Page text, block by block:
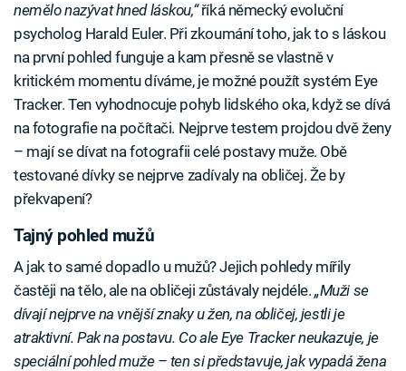
nemělo nazývat hned láskou,“říká německý evoluční
psycholog Harald Euler. Při zkoumání toho, jak to s láskou
na první pohled funguje a kam přesně se vlastně v
kritickém momentu díváme, je možné použít systém Eye
Tracker. Ten vyhodnocuje pohyb lidského oka, když se dívá
na fotografie na počítači. Nejprve testem projdou dvě ženy
– mají se dívat na fotografii celé postavy muže. Obě
testované dívky se nejprve zadívaly na obličej. Že by
překvapení?
Tajný pohled mužů
A jak to samé dopadlo u mužů? Jejich pohledy mířily
častěji na tělo, ale na obličeji zůstávaly nejdéle.„Muži se
dívají nejprve na vnější znaky u žen, na obličej, jestli je
atraktivní. Pak na postavu. Co ale Eye Tracker neukazuje, je
speciální pohled muže – ten si představuje, jak vypadá žena